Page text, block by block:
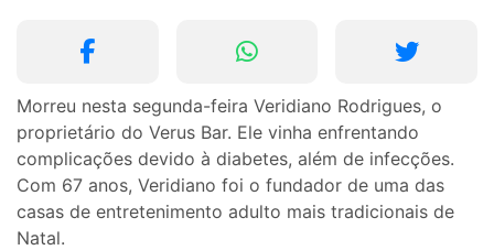
Morreu nesta segunda-feira Veridiano Rodrigues, o
proprietário do Verus Bar. Ele vinha enfrentando
complicações devido à diabetes, além de infecções.
Com 67 anos, Veridiano foi o fundador de uma das
casas de entretenimento adulto mais tradicionais de
Natal.